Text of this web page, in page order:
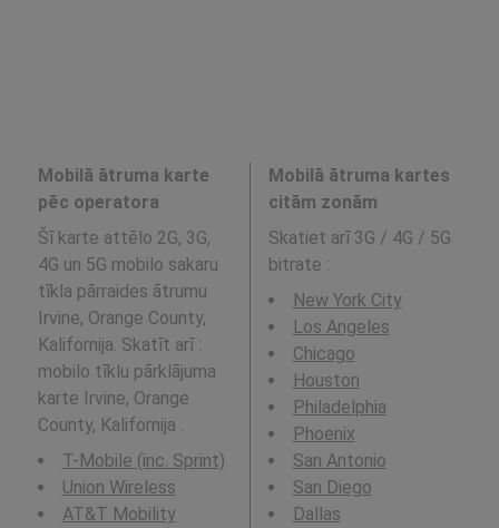
Mobilā ātruma karte
pēc operatora
Šī karte attēlo 2G, 3G,
4G un 5G mobilo sakaru
tīkla pārraides ātrumu
Irvine, Orange County,
Kalifornija. Skatīt arī :
mobilo tīklu pārklājuma
karte Irvine, Orange
County, Kalifornija .
T-Mobile (inc. Sprint)
Union Wireless
AT&T Mobility
Mobilā ātruma kartes
citām zonām
Skatiet arī 3G / 4G / 5G
bitrate :
New York City
Los Angeles
Chicago
Houston
Philadelphia
Phoenix
San Antonio
San Diego
Dallas